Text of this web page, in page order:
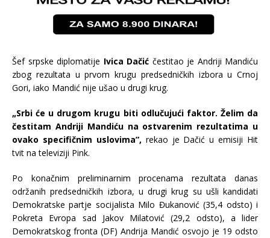
Šef srpske diplomatije Ivica Dačić čestitao je Andriji Mandiću
zbog rezultata u prvom krugu predsedničkih izbora u Crnoj
Gori, iako Mandić nije ušao u drugi krug.
„Srbi će u drugom krugu biti odlučujući faktor. Želim da
čestitam Andriji Mandiću na ostvarenim rezultatima u
ovako specifičnim uslovima”, rekao je Dačić u emisiji Hit
tvit na televiziji Pink.
Po konačnim preliminarnim procenama rezultata danas
održanih predsedničkih izbora, u drugi krug su ušli kandidati
Demokratske partje socijalista Milo Đukanović (35,4 odsto) i
Pokreta Evropa sad Jakov Milatović (29,2 odsto), a lider
Demokratskog fronta (DF) Andrija Mandić osvojo je 19 odsto